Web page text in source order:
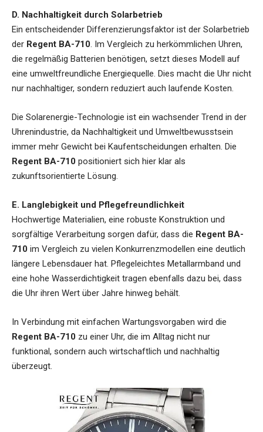
D. Nachhaltigkeit durch Solarbetrieb
Ein entscheidender Differenzierungsfaktor ist der Solarbetrieb
der Regent BA-710. Im Vergleich zu herkömmlichen Uhren,
die regelmäßig Batterien benötigen, setzt dieses Modell auf
eine umweltfreundliche Energiequelle. Dies macht die Uhr nicht
nur nachhaltiger, sondern reduziert auch laufende Kosten.
Die Solarenergie-Technologie ist ein wachsender Trend in der
Uhrenindustrie, da Nachhaltigkeit und Umweltbewusstsein
immer mehr Gewicht bei Kaufentscheidungen erhalten. Die
Regent BA-710 positioniert sich hier klar als
zukunftsorientierte Lösung.
E. Langlebigkeit und Pflegefreundlichkeit
Hochwertige Materialien, eine robuste Konstruktion und
sorgfältige Verarbeitung sorgen dafür, dass die Regent BA-
710 im Vergleich zu vielen Konkurrenzmodellen eine deutlich
längere Lebensdauer hat. Pflegeleichtes Metallarmband und
eine hohe Wasserdichtigkeit tragen ebenfalls dazu bei, dass
die Uhr ihren Wert über Jahre hinweg behält.
In Verbindung mit einfachen Wartungsvorgaben wird die
Regent BA-710 zu einer Uhr, die im Alltag nicht nur
funktional, sondern auch wirtschaftlich und nachhaltig
überzeugt.